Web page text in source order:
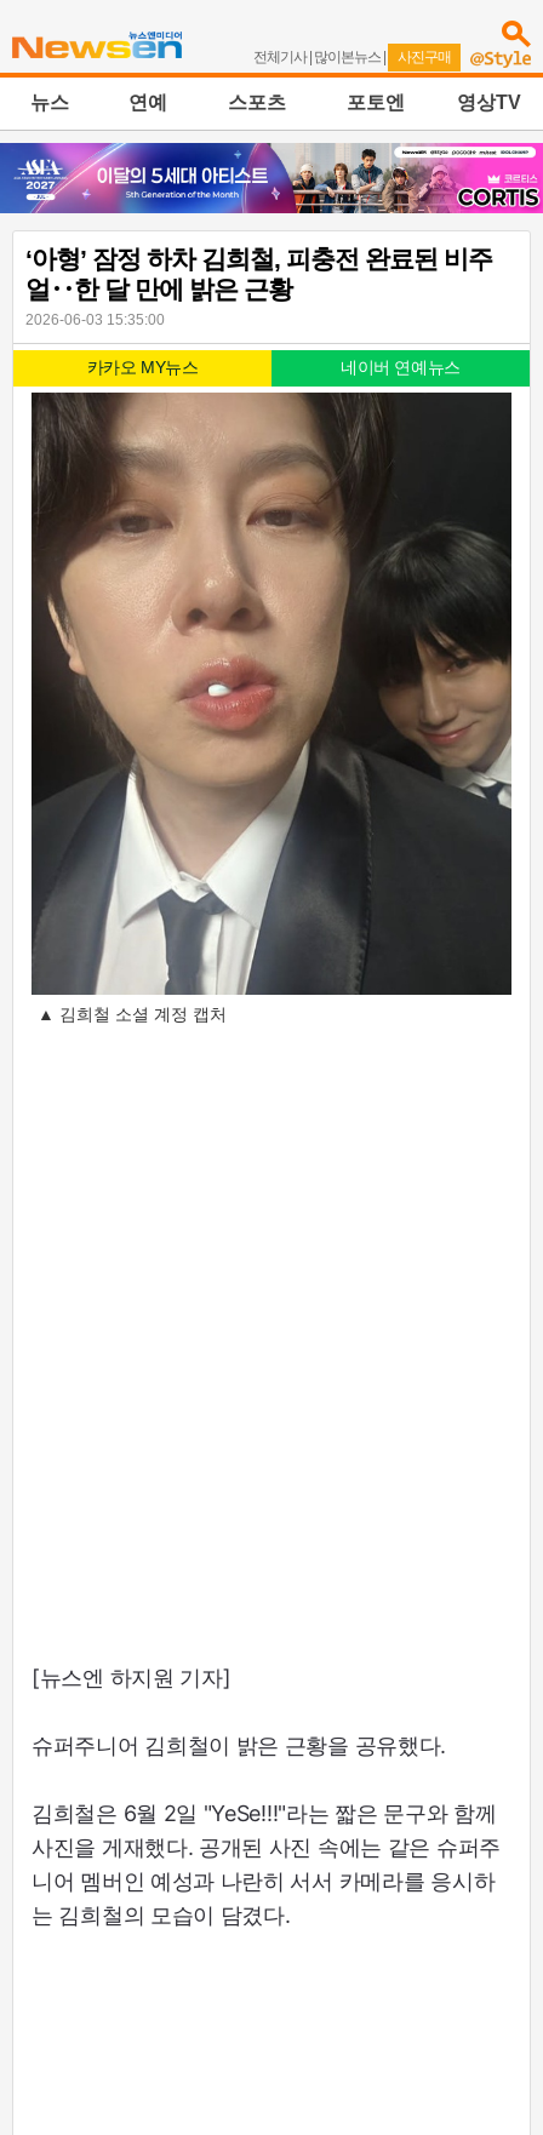
전체기사| 많이본뉴스 | 사진구매
뉴스 연예 스포츠 포토엔 영상TV
‘아형’ 잠정 하차 김희철, 피충전 완료된 비주
얼‥한 달 만에 밝은 근황
2026-06-03 15:35:00
카카오 MY뉴스 네이버 연예뉴스
▲ 김희철 소셜 계정 캡처
[뉴스엔 하지원 기자]
슈퍼주니어 김희철이 밝은 근황을 공유했다.
김희철은 6월 2일 "YeSe!!!"라는 짧은 문구와 함께
사진을 게재했다. 공개된 사진 속에는 같은 슈퍼주
니어 멤버인 예성과 나란히 서서 카메라를 응시하
는 김희철의 모습이 담겼다.